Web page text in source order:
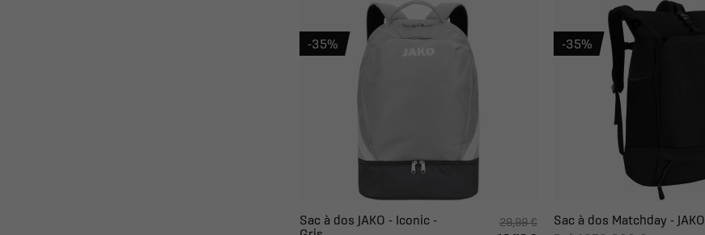
Sac à dos JAKO - Iconic -
29,99 €
-35%
Sac à dos Matchday - JAKO
-35%